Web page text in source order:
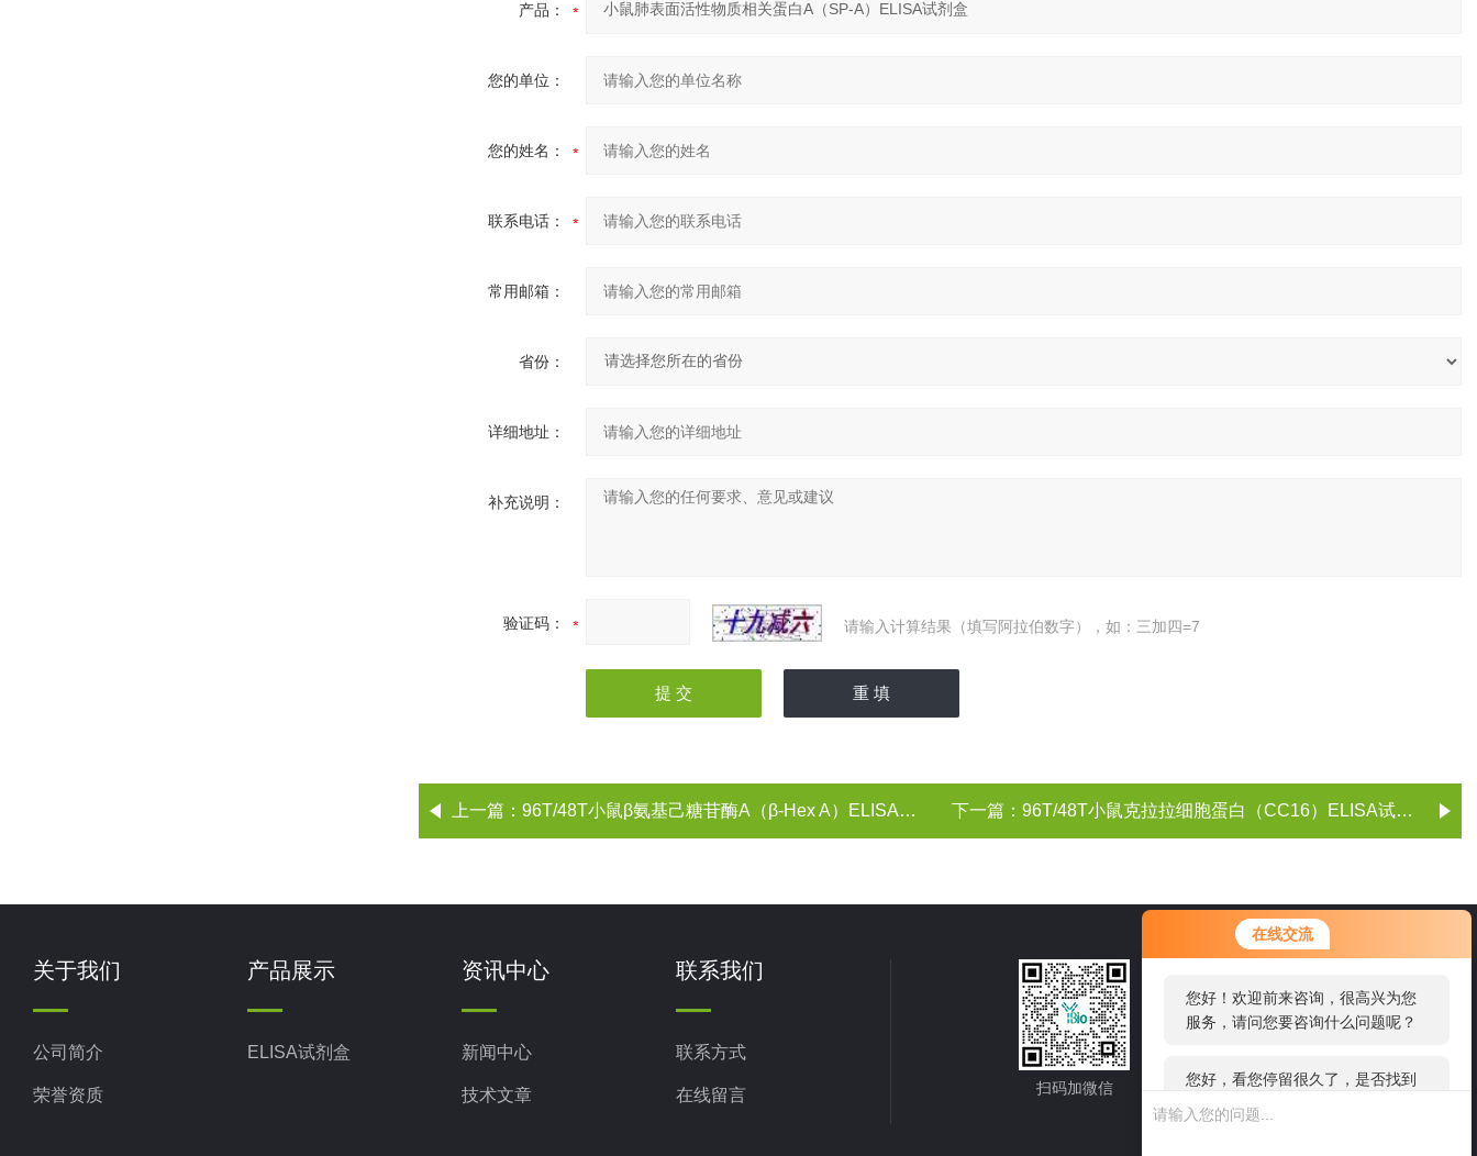
在线交流
您好！欢迎前来咨询，很高兴为您
服务，请问您要咨询什么问题呢？
您好，看您停留很久了，是否找到
了需求产品，您可以直接在线与我
产品：
您的单位：
您的姓名：
联系电话：
常用邮箱：
省份：
详细地址：
补充说明：
验证码： 请输入计算结果（填写阿拉伯数字），如：三加四=7
上一篇： 96T/48T小鼠β氨基己糖苷酶A（β-Hex A）ELISA试剂盒 下一篇： 96T/48T小鼠克拉拉细胞蛋白（CC16）ELISA试剂盒
关于我们
公司简介
荣誉资质
产品展示
ELISA试剂盒
资讯中心
新闻中心
技术文章
联系我们
联系方式
在线留言 扫码加微信
021-60514606
邮箱：sale1@shybsw.net
楼806室